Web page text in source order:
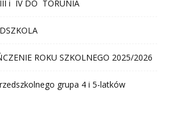
III i IV DO TORUNIA
ROKU SZKOLNEGO 2025/2026
grupa 4 i 5-latków